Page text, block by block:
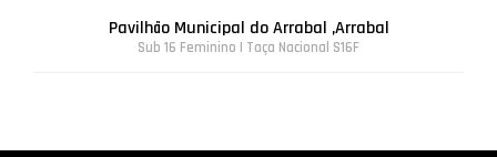
Pavilhão Municipal do Arrabal ,Arrabal
Sub 16 Feminino | Taça Nacional S16F